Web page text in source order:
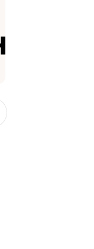
pozycji 1
pozycji 2
pozycji 3